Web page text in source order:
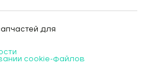
для
cookie-файлов